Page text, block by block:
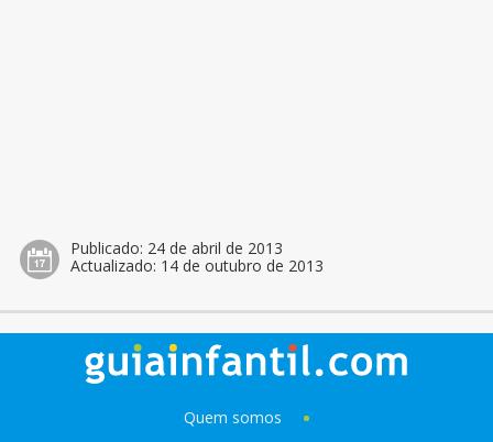
Publicado: 24 de abril de 2013
Actualizado: 14 de outubro de 2013
Quem somos